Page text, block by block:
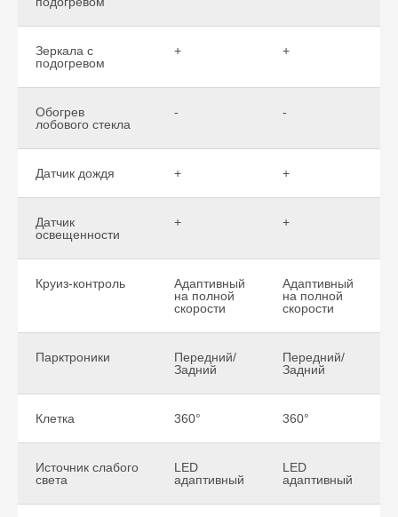
Зеркала с
подогревом
+ +
Обогрев
лобового стекла
- -
Датчик дождя + +
Датчик
освещенности
+ +
Круиз-контроль
Адаптивный
на полной
скорости
Адаптивный
на полной
скорости
Парктроники
Передний/
Задний
Передний/
Задний
Клетка 360° 360°
Источник слабого
света
LED
адаптивный
LED
адаптивный